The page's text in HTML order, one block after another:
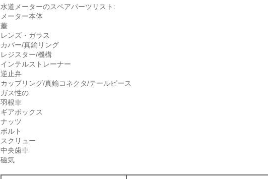
水道メーターのスペアパーツリスト:
メーター本体
蓋
レンズ・ガラス
カバー/真鍮リング
レジスター/機構
インテルストレーナー
逆止弁
カップリング/真鍮コネクタ/テールピース
ガス性の
羽根車
ギアボックス
ナッツ
ボルト
スクリュー
中央歯車
磁気